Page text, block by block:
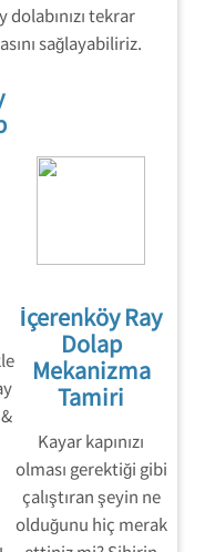
tekrar
sağlayabiliriz.
İçerenköy Ray
Dolap
Mekanizma
Tamiri
Kayar kapınızı
olması gerektiği gibi
çalıştıran şeyin ne
olduğunu hiç merak